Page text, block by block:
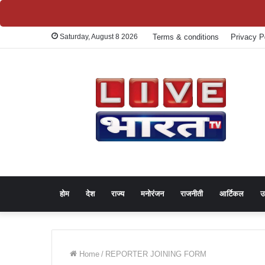
Saturday, August 8 2026 Terms & conditions Privacy
होम देश राज्य मनोरंजन राजनीती आर्टिकल
Home / REPORTER JOINING FORM